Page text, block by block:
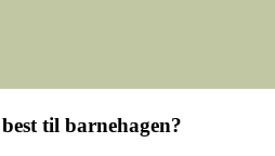
til barnehagen?